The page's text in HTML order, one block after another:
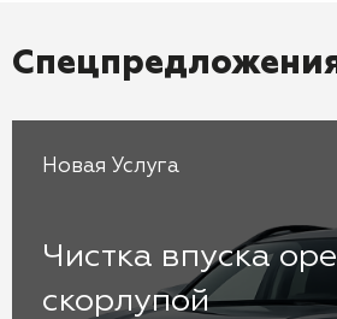
Новая Услуга
Чистка впуска
скорлупой